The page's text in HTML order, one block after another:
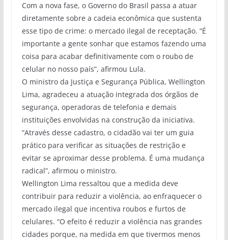
Com a nova fase, o Governo do Brasil passa a atuar
diretamente sobre a cadeia econômica que sustenta
esse tipo de crime: o mercado ilegal de receptação. “É
importante a gente sonhar que estamos fazendo uma
coisa para acabar definitivamente com o roubo de
celular no nosso país”, afirmou Lula.
O ministro da Justiça e Segurança Pública, Wellington
Lima, agradeceu a atuação integrada dos órgãos de
segurança, operadoras de telefonia e demais
instituições envolvidas na construção da iniciativa.
“Através desse cadastro, o cidadão vai ter um guia
prático para verificar as situações de restrição e
evitar se aproximar desse problema. É uma mudança
radical”, afirmou o ministro.
Wellington Lima ressaltou que a medida deve
contribuir para reduzir a violência, ao enfraquecer o
mercado ilegal que incentiva roubos e furtos de
celulares. “O efeito é reduzir a violência nas grandes
cidades porque, na medida em que tivermos menos